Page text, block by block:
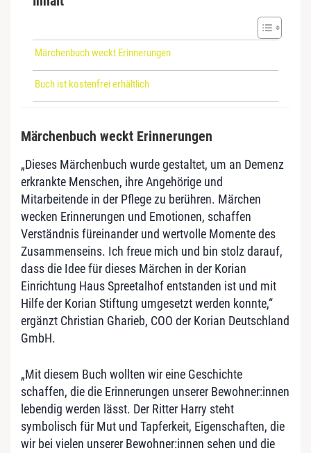
Märchenbuch weckt Erinnerungen
Buch ist kostenfrei erhältlich
Märchenbuch weckt Erinnerungen
„Dieses Märchenbuch wurde gestaltet, um an Demenz
erkrankte Menschen, ihre Angehörige und
Mitarbeitende in der Pflege zu berühren. Märchen
wecken Erinnerungen und Emotionen, schaffen
Verständnis füreinander und wertvolle Momente des
Zusammenseins. Ich freue mich und bin stolz darauf,
dass die Idee für dieses Märchen in der Korian
Einrichtung Haus Spreetalhof entstanden ist und mit
Hilfe der Korian Stiftung umgesetzt werden konnte,“
ergänzt Christian Gharieb, COO der Korian Deutschland
GmbH.
„Mit diesem Buch wollten wir eine Geschichte
schaffen, die die Erinnerungen unserer Bewohner:innen
lebendig werden lässt. Der Ritter Harry steht
symbolisch für Mut und Tapferkeit, Eigenschaften, die
wir bei vielen unserer Bewohner:innen sehen und die